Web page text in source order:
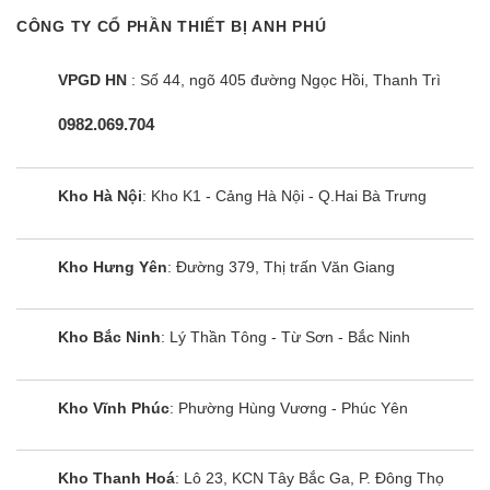
được là nhờ 2 bộ phận quan trọng là ram và chip xử lí.
Bạn có thể kết nối tivi Sony 65 inch Android với Internet, thao
sử dụng kho ứng dụng vô tận cho giải trí lẫn làm việc.
Kích thước có chân,đặt bàn: 144,8 x 86,2 x 33cm
Kích thước không chân,treo tường : 144,8 x 83,6 x
Khối lượng không chân: 23,3kg
Vì có độ dày nhỏ nên mọi model đều có thể treo lên tường
được, rất tiện và đẹp mắt.
CÔNG TY CỔ PHẦN THIẾT BỊ ANH PHÚ
VPGD HN : Số 44, ngõ 405 đường Ngọc Hồi, Thanh Trì
0982.069.704
Kho Hà Nội: Kho K1 - Cảng Hà Nội - Q.Hai Bà Trưng
Kho Hưng Yên: Đường 379, Thị trấn Văn Giang
Kho Bắc Ninh: Lý Thần Tông - Từ Sơn - Bắc Ninh
Kho Vĩnh Phúc: Phường Hùng Vương - Phúc Yên
Kho Thanh Hoá: Lô 23, KCN Tây Bắc Ga, P. Đông Thọ